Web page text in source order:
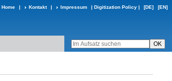
Home | Kontakt | Impressum | Digitization Policy | [DE] [EN]